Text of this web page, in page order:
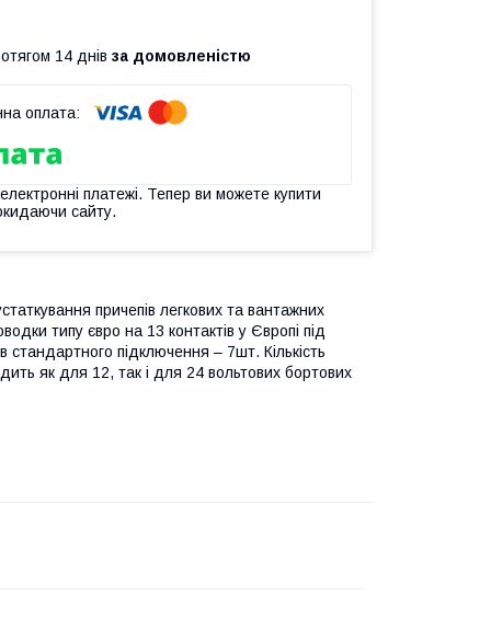
14 днів за домовленістю
платежі. Тепер ви можете купити
сайту.
причепів легкових та вантажних
типу євро на 13 контактів у Європі під
стандартного підключення – 7шт. Кількість
як для 12, так і для 24 вольтових бортових